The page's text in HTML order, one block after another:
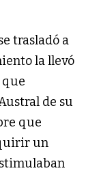
trasladó a
la llevó
que
de su
que
un